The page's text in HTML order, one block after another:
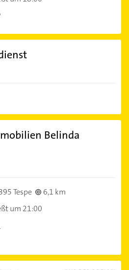
Belinda
Tespe
6,1 km
um 21:00